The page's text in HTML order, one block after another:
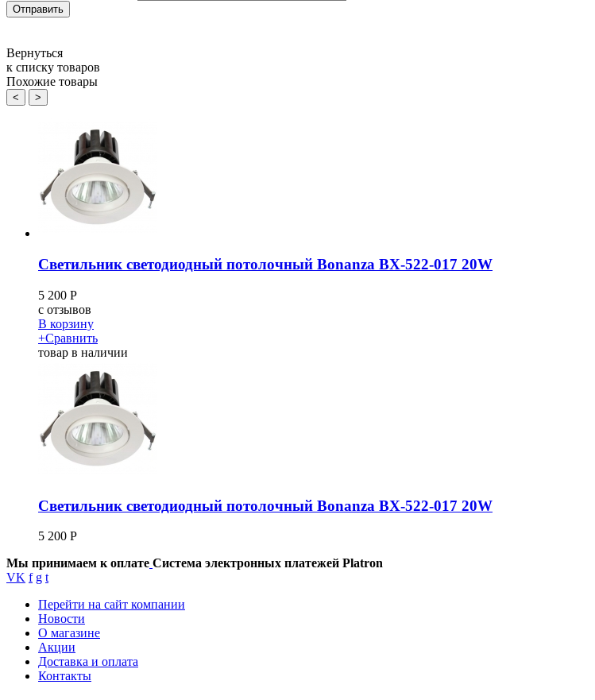
Вернуться
к списку товаров
Похожие товары
< >
Светильник светодиодный потолочный Bonanza BX-522-017 20W
5 200 Р
c отзывов
В корзину
+Сравнить
товар в наличии
Светильник светодиодный потолочный Bonanza BX-522-017 20W
5 200 Р
Мы принимаем к оплате Система электронных платежей Platron
VK f g t
Перейти на сайт компании
Новости
О магазине
Акции
Доставка и оплата
Контакты